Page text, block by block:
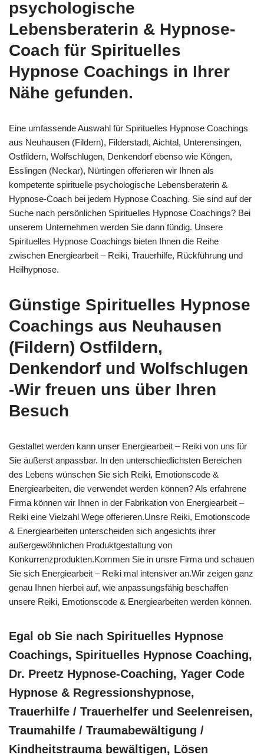
psychologische
Lebensberaterin & Hypnose-
Coach für Spirituelles
Hypnose Coachings in Ihrer
Nähe gefunden.
Eine umfassende Auswahl für Spirituelles Hypnose Coachings
aus Neuhausen (Fildern), Filderstadt, Aichtal, Unterensingen,
Ostfildern, Wolfschlugen, Denkendorf ebenso wie Köngen,
Esslingen (Neckar), Nürtingen offerieren wir Ihnen als
kompetente spirituelle psychologische Lebensberaterin &
Hypnose-Coach bei jedem Hypnose Coaching. Sie sind auf der
Suche nach persönlichen Spirituelles Hypnose Coachings? Bei
unserem Unternehmen werden Sie dann fündig. Unsere
Spirituelles Hypnose Coachings bieten Ihnen die Reihe
zwischen Energiearbeit – Reiki, Trauerhilfe, Rückführung und
Heilhypnose.
Günstige Spirituelles Hypnose
Coachings aus Neuhausen
(Fildern) Ostfildern,
Denkendorf und Wolfschlugen
-Wir freuen uns über Ihren
Besuch
Gestaltet werden kann unser Energiearbeit – Reiki von uns für
Sie äußerst anpassbar. In den unterschiedlichsten Bereichen
des Lebens wünschen Sie sich Reiki, Emotionscode &
Energiearbeiten, die verwendet werden können? Als erfahrene
Firma können wir Ihnen in der Fabrikation von Energiearbeit –
Reiki eine Vielzahl Wege offerieren.Unsre Reiki, Emotionscode
& Energiearbeiten unterscheiden sich angesichts ihrer
außergewöhnlichen Produktgestaltung von
Konkurrenzprodukten.Kommen Sie in unsre Firma und schauen
Sie sich Energiearbeit – Reiki mal intensiver an.Wir zeigen ganz
genau Ihnen hierbei auf, wie anpassungsfähig beschaffen
unsere Reiki, Emotionscode & Energiearbeiten werden können.
Egal ob Sie nach Spirituelles Hypnose
Coachings, Spirituelles Hypnose Coaching,
Dr. Preetz Hypnose-Coaching, Yager Code
Hypnose & Regressionshypnose,
Trauerhilfe / Trauerhelfer und Seelenreisen,
Traumahilfe / Traumabewältigung /
Kindheitstrauma bewältigen, Lösen